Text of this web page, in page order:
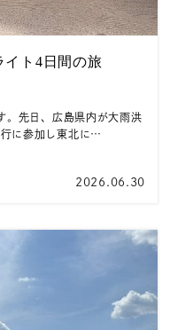
ト4日間の旅
先日、広島県内が大雨洪
に参加し東北に…
2026.06.30